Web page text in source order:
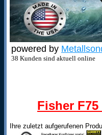
powered by
38 Kunden sind aktuell online
Fisher
Ihre zuletzt aufgerufenen